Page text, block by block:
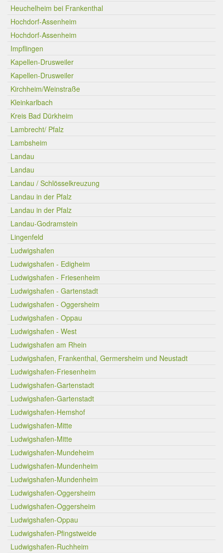
Heuchelheim bei Frankenthal
Hochdorf-Assenheim
Hochdorf-Assenheim
Impflingen
Kapellen-Drusweiler
Kapellen-Drusweiler
Kirchheim/Weinstraße
Kleinkarlbach
Kreis Bad Dürkheim
Lambrecht/ Pfalz
Lambsheim
Landau
Landau
Landau / Schlösselkreuzung
Landau in der Pfalz
Landau in der Pfalz
Landau-Godramstein
Lingenfeld
Ludwigshafen
Ludwigshafen - Edigheim
Ludwigshafen - Friesenheim
Ludwigshafen - Gartenstadt
Ludwigshafen - Oggersheim
Ludwigshafen - Oppau
Ludwigshafen - West
Ludwigshafen am Rhein
Ludwigshafen, Frankenthal, Germersheim und Neustadt
Ludwigshafen-Friesenheim
Ludwigshafen-Gartenstadt
Ludwigshafen-Gartenstadt
Ludwigshafen-Hemshof
Ludwigshafen-Mitte
Ludwigshafen-Mitte
Ludwigshafen-Mundeheim
Ludwigshafen-Mundenheim
Ludwigshafen-Mundenheim
Ludwigshafen-Oggersheim
Ludwigshafen-Oggersheim
Ludwigshafen-Oppau
Ludwigshafen-Pfingstweide
Ludwigshafen-Ruchheim